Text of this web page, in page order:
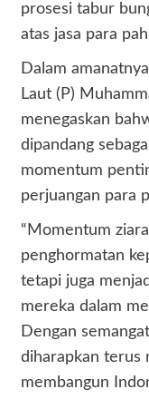
prosesi tabur
atas jasa para
Dalam
Laut (P)
menegaskan
dipandang
momentum
perjuangan para
“Momentum
penghormatan
tetapi juga
mereka dalam
Dengan
diharapkan terus
membangun